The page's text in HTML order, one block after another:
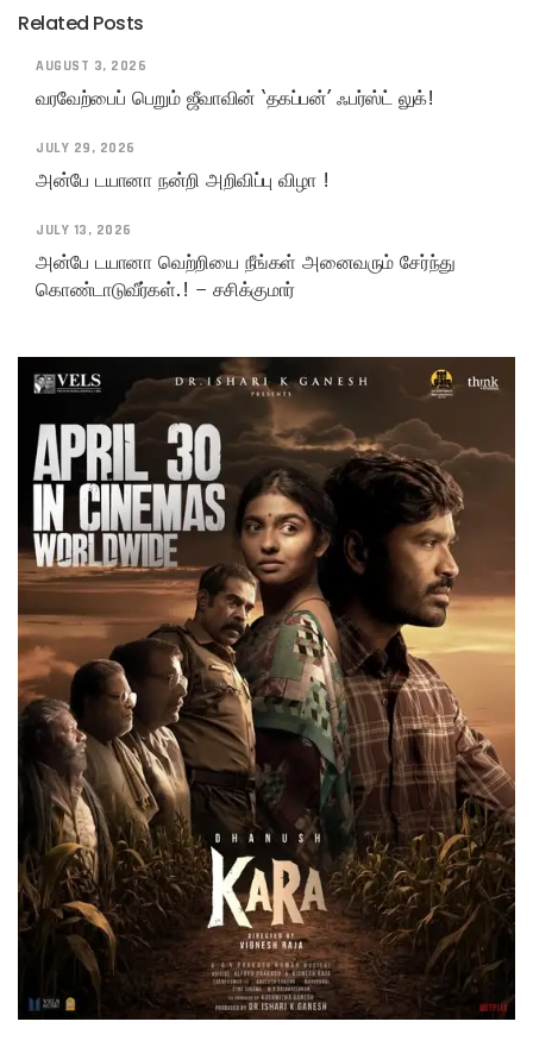
Related Posts
AUGUST 3, 2026
வரவேற்பைப் பெறும் ஜீவாவின் ‘தகப்பன்’ ஃபர்ஸ்ட் லுக்!
JULY 29, 2026
அன்பே டயானா நன்றி அறிவிப்பு விழா !
JULY 13, 2026
அன்பே டயானா வெற்றியை நீங்கள் அனைவரும் சேர்ந்து
கொண்டாடுவீர்கள்.! – சசிக்குமார்